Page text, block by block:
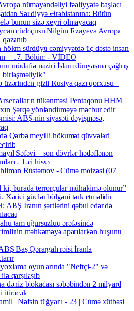
nümayəndəliyi fəaliyyətə başladı
Səudiyyə Ərəbistanına: Bütün
bunun sizə xeyri olmayacaq
cüdoçusu Nilgün Rzayeva Avropa
hökm sürdüyü cəmiyyətdə üç dəstə insan
– 17. Bölüm - VİDEO
müdafiə naziri İslam dünyasına çağlrış
birləşməliyik"
üzərindən gizli Rusiya qazı qorxusu –
tükənməsi Pentaqonu HHM
Şərqə yönləndirməyə məcbur edir
ABŞ-nin siyasəti dəyişməsə,
Qərbə meyilli hökumət qüvvələri
Səfəvi – son dövrlər hədəflənən
- 1-ci hissə
Rüstəmov - Cümə moizəsi (07
ki, burada terrorçular mühakimə olunur”
Xarici güclər bölgəni tərk etməlidir
ABŞ İranın şərtlərini qəbul edəndə
tam uğursuzluq ərəfəsində
məhkəməyə aparılarkən huşunu
Baş Qərargah rəisi İranla
oyunlarında "Neftçi-2" və
qarşılaşıb
dəniz blokadası səbəbindən 2 milyard
itirəcək
| Nəfsin tüğyanı - 23 | Cümə xütbəsi |